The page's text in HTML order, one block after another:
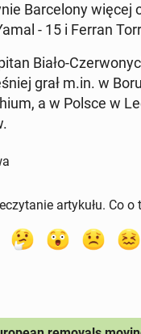
Barcelony więcej
- 15 i Ferran
Biało-
grał m.in. w
a w Polsce w
artykułu. Co o